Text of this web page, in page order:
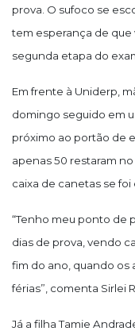
prova. O sufoco se
tem esperança de que
segunda etapa do
Em frente à Uniderp,
domingo seguido em
próximo ao portão de
apenas 50 restaram
caixa de canetas se foi
“Tenho meu ponto de
dias de prova, vendo
fim do ano, quando os
férias”, comenta Sirlei
Já a filha Tamie